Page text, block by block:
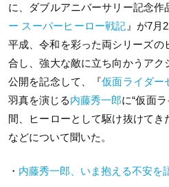
に、ダブルアニバーサリー記念作
ー スーパーヒーロー戦記 』が7月
平成、令和を彩った両シリーズの
合し、強大な敵に立ち向かうア
公開を記念して、『仮面ライダー
羽真を演じる内藤秀一郎に“仮面
間、ヒーローとして駆け抜けてき
などについて聞いた。
・ 内藤秀一郎、いま抱える不安を